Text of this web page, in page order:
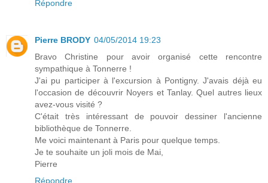
Répondre
Pierre BRODY 04/05/2014 19:23
Bravo Christine pour avoir organisé cette rencontre
sympathique à Tonnerre !
J'ai pu participer à l'excursion à Pontigny. J'avais déjà eu
l'occasion de découvrir Noyers et Tanlay. Quel autres lieux
avez-vous visité ?
C'était très intéressant de pouvoir dessiner l'ancienne
bibliothèque de Tonnerre.
Me voici maintenant à Paris pour quelque temps.
Je te souhaite un joli mois de Mai,
Pierre
Répondre